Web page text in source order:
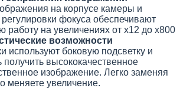
на корпусе камеры и
фокуса обеспечивают
работу на увеличениях от х12 до х800
возможности
используют боковую подсветку и
высококачественное
изображение. Легко заменяя
меняете увеличение.